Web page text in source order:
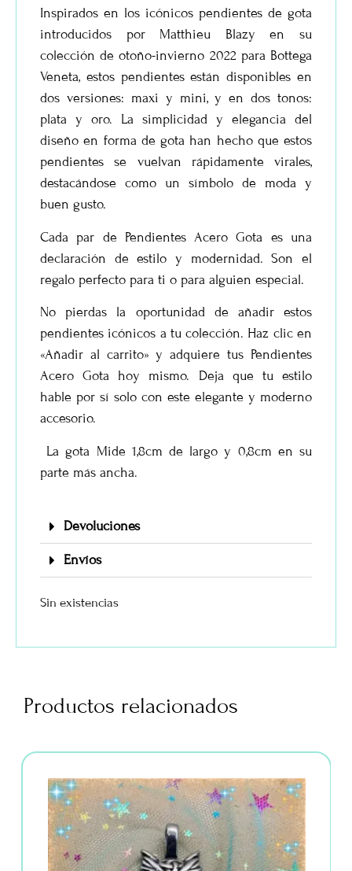
Inspirados en los icónicos pendientes de gota
introducidos por Matthieu Blazy en su
colección de otoño-invierno 2022 para Bottega
Veneta, estos pendientes están disponibles en
dos versiones: maxi y mini, y en dos tonos:
plata y oro. La simplicidad y elegancia del
diseño en forma de gota han hecho que estos
pendientes se vuelvan rápidamente virales,
destacándose como un símbolo de moda y
buen gusto.
Cada par de Pendientes Acero Gota es una
declaración de estilo y modernidad. Son el
regalo perfecto para ti o para alguien especial.
No pierdas la oportunidad de añadir estos
pendientes icónicos a tu colección. Haz clic en
«Añadir al carrito» y adquiere tus Pendientes
Acero Gota hoy mismo. Deja que tu estilo
hable por sí solo con este elegante y moderno
accesorio.
La gota Mide 1,8cm de largo y 0,8cm en su
parte más ancha.
Devoluciones
Envíos
Sin existencias
Productos relacionados